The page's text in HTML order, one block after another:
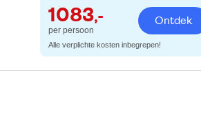
1083,-
per persoon
Ontdek
Alle verplichte kosten inbegrepen!